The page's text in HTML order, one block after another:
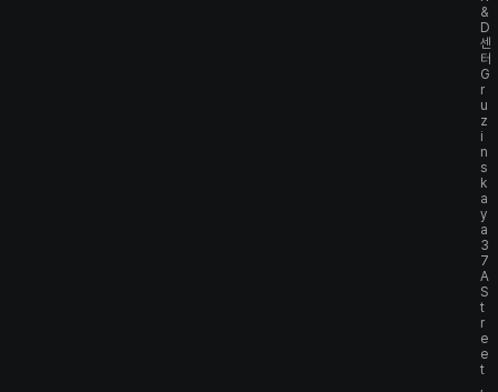
&
D
센
터
G
r
u
z
i
n
s
k
a
y
a
3
7
A
S
t
r
e
e
t